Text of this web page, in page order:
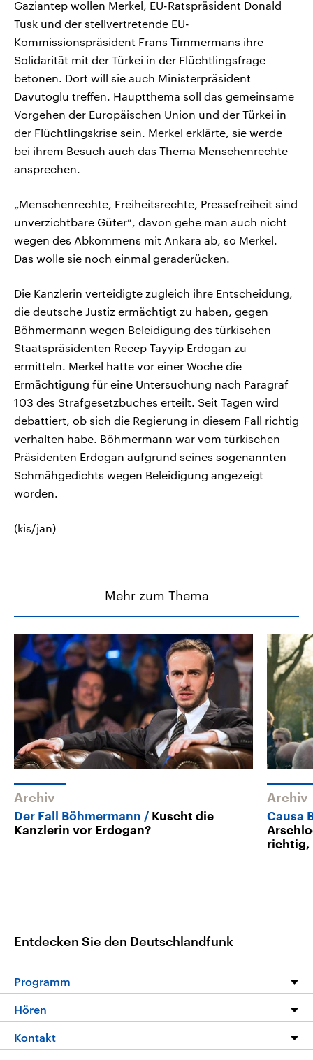
Gaziantep wollen Merkel, EU-Ratspräsident Donald
Tusk und der stellvertretende EU-
Kommissionspräsident Frans Timmermans ihre
Solidarität mit der Türkei in der Flüchtlingsfrage
betonen. Dort will sie auch Ministerpräsident
Davutoglu treffen. Hauptthema soll das gemeinsame
Vorgehen der Europäischen Union und der Türkei in
der Flüchtlingskrise sein. Merkel erklärte, sie werde
bei ihrem Besuch auch das Thema Menschenrechte
ansprechen.
„Menschenrechte, Freiheitsrechte, Pressefreiheit sind
unverzichtbare Güter“, davon gehe man auch nicht
wegen des Abkommens mit Ankara ab, so Merkel.
Das wolle sie noch einmal geraderücken.
Die Kanzlerin verteidigte zugleich ihre Entscheidung,
die deutsche Justiz ermächtigt zu haben, gegen
Böhmermann wegen Beleidigung des türkischen
Staatspräsidenten Recep Tayyip Erdogan zu
ermitteln. Merkel hatte vor einer Woche die
Ermächtigung für eine Untersuchung nach Paragraf
103 des Strafgesetzbuches erteilt. Seit Tagen wird
debattiert, ob sich die Regierung in diesem Fall richtig
verhalten habe. Böhmermann war vom türkischen
Präsidenten Erdogan aufgrund seines sogenannten
Schmähgedichts wegen Beleidigung angezeigt
worden.
(kis/jan)
Mehr zum Thema
Archiv
Der Fall Böhmermann
Kuscht die
Kanzlerin vor Erdogan?
Archiv
Causa
richtig,
Entdecken Sie den Deutschlandfunk
Programm
Programm
Die Nachrichten
Hören
Livestream
Kontakt